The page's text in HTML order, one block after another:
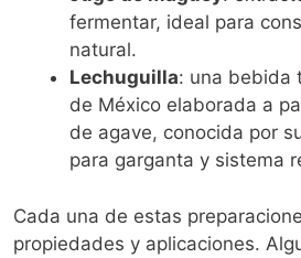
fermentar, ideal para
natural.
Lechuguilla: una bebida
de México elaborada a
de agave, conocida por
para garganta y sistema
Cada una de estas
propiedades y aplicaciones.